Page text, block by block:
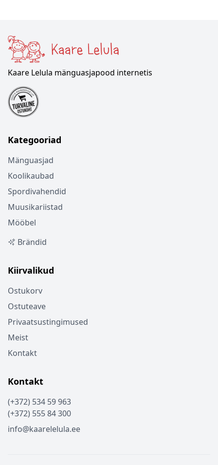
Kaare Lelula mänguasjapood internetis
Kategooriad
Mänguasjad
Koolikaubad
Spordivahendid
Muusikariistad
Mööbel
Brändid
Kiirvalikud
Ostukorv
Ostuteave
Privaatsustingimused
Meist
Kontakt
Kontakt
(+372) 534 59 963
(+372) 555 84 300
info@kaarelelula.ee